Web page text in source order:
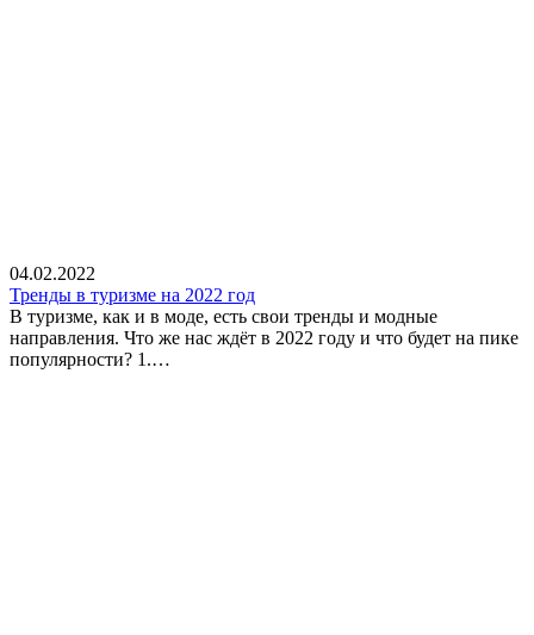
04.02.2022
Тренды в туризме на 2022 год
В туризме, как и в моде, есть свои тренды и модные
направления. Что же нас ждёт в 2022 году и что будет на пике
популярности? 1.…